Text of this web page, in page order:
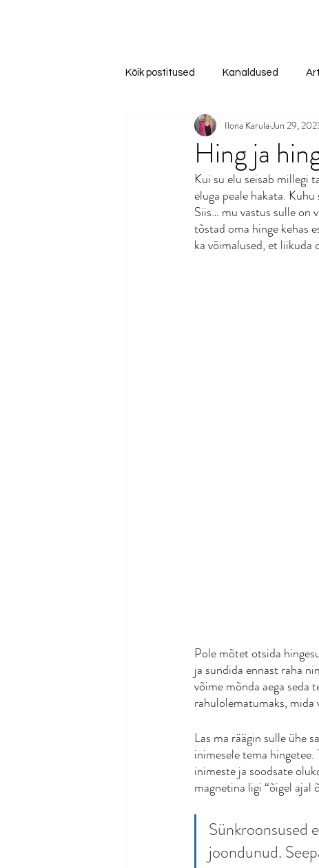
Kõik postitused Kanaldused
Hing ja
Ilona Karula Jun 29,
Kui su elu seisab millegi
eluga peale hakata.
Siis… mu vastus sulle on
tõstad oma hinge kehas
ka võimalused, et liikuda
Pole mõtet otsida
ja sundida ennast raha
võime mõnda aega seda
rahulolematumaks, mida
Las ma räägin sulle ühe
inimesele tema
inimeste ja soodsate
magnetina ligi “õigel ajal
Sünkroonsused
joondunud.